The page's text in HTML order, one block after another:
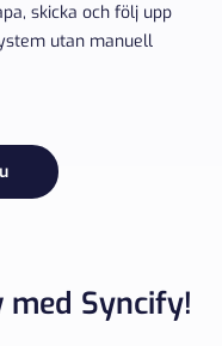
skicka och följ upp
utan manuell
Syncify!